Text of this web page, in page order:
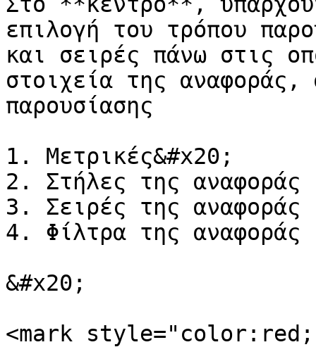
επιλογή του τρόπου
και σειρές πάνω στις
στοιχεία της
παρουσίασης
1. Μετρικές&#x20;
2. Στήλες της αναφοράς
3. Σειρές της αναφοράς
4. Φίλτρα της αναφοράς
&#x20;
<mark